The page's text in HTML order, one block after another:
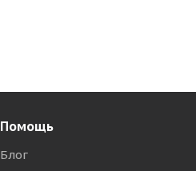
Помощь
Блог